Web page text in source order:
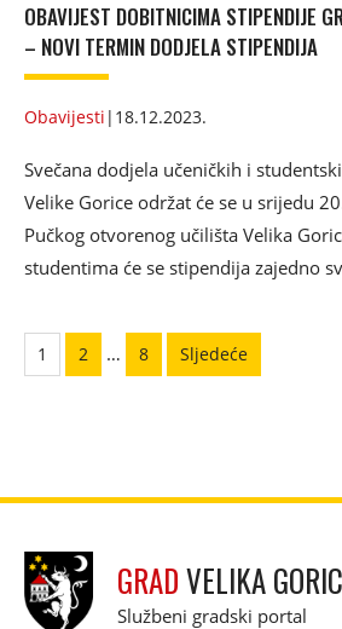
OBAVIJEST DOBITNICIMA STIPENDIJE
– NOVI TERMIN DODJELA STIPENDIJA
Obavijesti | 18.12.2023.
Svečana dodjela učeničkih i
Velike Gorice održat će se u srijedu
Pučkog otvorenog učilišta Velika
studentima će se stipendija zajedno
Paginacija
1 2 … 8 Sljedeće
GRADVELIKA
Službeni gradski portal